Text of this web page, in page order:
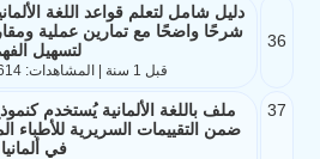
36
دليل شامل لتعلم قواعد اللغة
شرحًا واضحًا مع تمارين عملية
لتسهيل
قبل 1 سنة | المشاهدات: 614 | الحجم: 3.9MB
37
ملف باللغة الألمانية يُستخدم
ضمن التقييمات السريرية للأطباء
في ألمانيا